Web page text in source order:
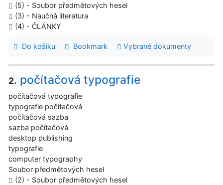
(5) - Soubor předmětových hesel
(3) - Naučná literatura
(4) - ČLÁNKY
Do košíku Bookmark Vybrané dokumenty
2. počítačová typografie
počítačová typografie
typografie počítačová
počítačová sazba
sazba počítačová
desktop publishing
typografie
computer typography
Soubor předmětových hesel
(2) - Soubor předmětových hesel